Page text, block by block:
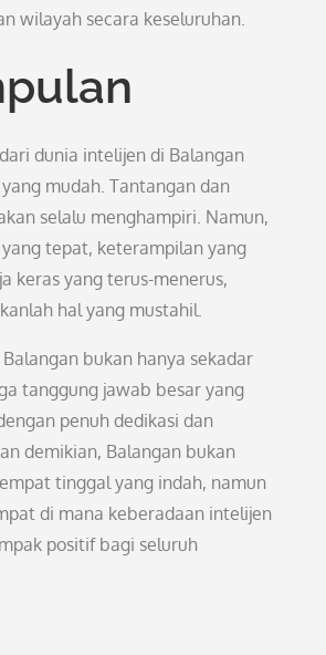
wilayah secara keseluruhan.
dunia intelijen di Balangan
mudah. Tantangan dan
selalu menghampiri. Namun,
tepat, keterampilan yang
keras yang terus-menerus,
hal yang mustahil.
bukan hanya sekadar
tanggung jawab besar yang
penuh dedikasi dan
demikian, Balangan bukan
tinggal yang indah, namun
di mana keberadaan intelijen
positif bagi seluruh